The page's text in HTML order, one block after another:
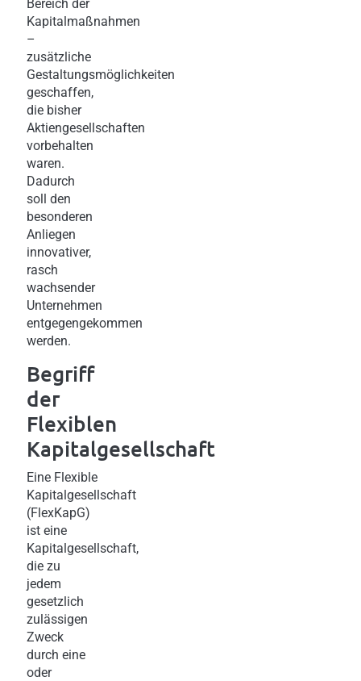
Bereich der
Kapitalmaßnahmen
–
zusätzliche
Gestaltungsmöglichkeiten
geschaffen,
die bisher
Aktiengesellschaften
vorbehalten
waren.
Dadurch
soll den
besonderen
Anliegen
innovativer,
rasch
wachsender
Unternehmen
entgegengekommen
werden.
Begriff
der
Flexiblen
Kapitalgesellschaft
Eine Flexible
Kapitalgesellschaft
(FlexKapG)
ist eine
Kapitalgesellschaft,
die zu
jedem
gesetzlich
zulässigen
Zweck
durch eine
oder